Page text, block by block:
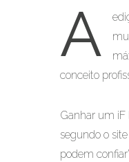
A
conceito
Ganhar um iF
segundo o
podem